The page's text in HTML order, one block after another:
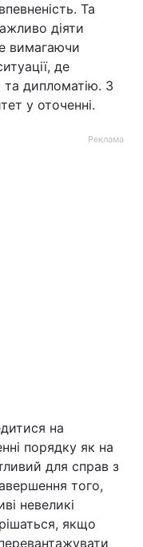
Та
діяти
вимагаючи
де
та дипломатію. З
у оточенні.
Реклама
на
порядку як на
для справ з
того,
невеликі
якщо